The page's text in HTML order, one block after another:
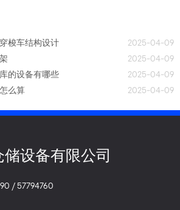
梭车结构设计
2025-04-09
2025-04-09
的设备有哪些
2025-04-09
么算
2025-04-09
设备有限公司
/ 57794760